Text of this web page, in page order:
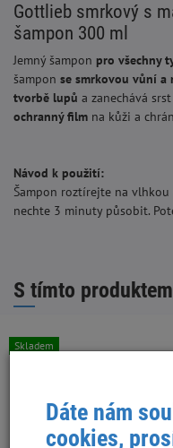
Gottlieb smrkový s
šampon 300 ml
Jemný šampon pro všechny
šampon se smrkovou vůní a
tvorbě lupů a zanechává srst
ochranný film na kůži a
Návod k použití:
Šampon roztírejte na
nechte 3 minuty působit.
S tímto
Skladem
Dáte nám
cookies,